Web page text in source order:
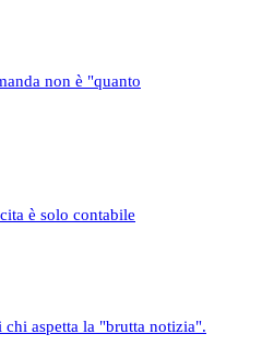
non è "quanto
è solo contabile
aspetta la "brutta notizia".